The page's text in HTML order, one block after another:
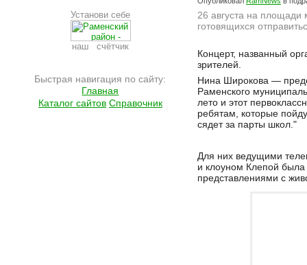
Установи себе
наш счётчик
Быстрая навигация по сайту:
Главная
Каталог сайтов Справочник
26 августа на площади
готовящихся
Концерт, названный
зрителей.
Нина Широкова —
Раменского
лето и этот
ребятам, которые
сядет за парты школ."
Для них ведущими
и клоуном Клепой была
представлениями с